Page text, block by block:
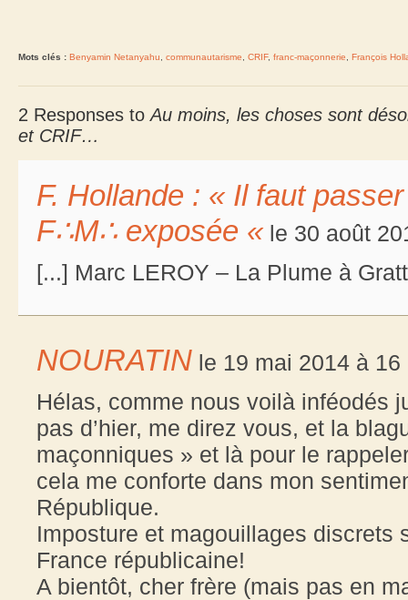
Mots clés : Benyamin Netanyahu communautarisme CRIF, franc-maçonnerie François
2 Responses toAu moins, les choses sont
et CRIF…
F. Hollande : « Il faut
F∴M∴ exposée « le 30 août
[...] Marc LEROY – La Plume à
NOURATIN le 19 mai 2014 à 16
Hélas, comme nous voilà inféodés
pas d’hier, me direz vous, et la
maçonniques » et là pour le
cela me conforte dans mon
République.
Imposture et magouillages discrets
France républicaine!
A bientôt, cher frère (mais pas en